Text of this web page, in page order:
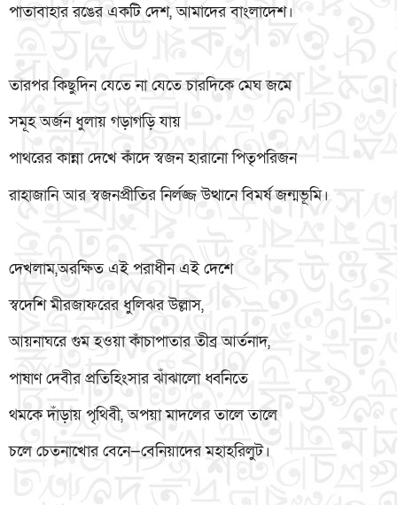
পাতাবাহার রঙের একটি দেশ, আমাদের বাংলাদেশ।
তারপর কিছুদিন যেতে না যেতে চারদিকে মেঘ জমে
সমূহ অর্জন ধুলায় গড়াগড়ি যায়
পাথরের কান্না দেখে কাঁদে স্বজন হারানো পিতৃপরিজন
রাহাজানি আর স্বজনপ্রীতির নির্লজ্জ উত্থানে বিমর্ষ জন্মভূমি।
দেখলাম,অরক্ষিত এই পরাধীন এই দেশে
স্বদেশি মীরজাফরের ধুলিঝর উল্লাস,
আয়নাঘরে গুম হওয়া কাঁচাপাতার তীব্র আর্তনাদ,
পাষাণ দেবীর প্রতিহিংসার ঝাঁঝালো ধ্বনিতে
থমকে দাঁড়ায় পৃথিবী, অপয়া মাদলের তালে তালে
চলে চেতনাখোর বেনে—বেনিয়াদের মহাহরিলুট।